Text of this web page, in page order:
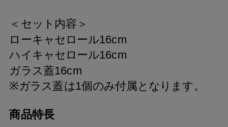
＜セット内容＞
ローキャセロール16cm
ハイキャセロール16cm
ガラス蓋16cm
※ガラス蓋は1個のみ付属となります。
商品特長